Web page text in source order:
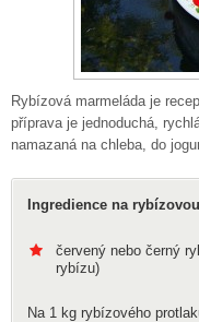
Rybízová marmeláda je
příprava je jednoduchá,
namazaná na chleba, do
Ingredience na
červený nebo černý
rybízu)
Na 1 kg rybízového